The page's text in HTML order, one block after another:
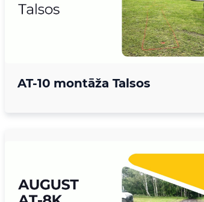
AT-10 montāža Talsos